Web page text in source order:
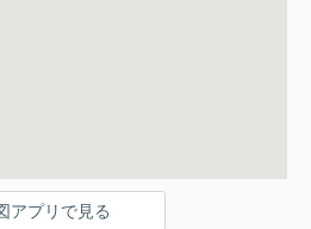
アプリで見る